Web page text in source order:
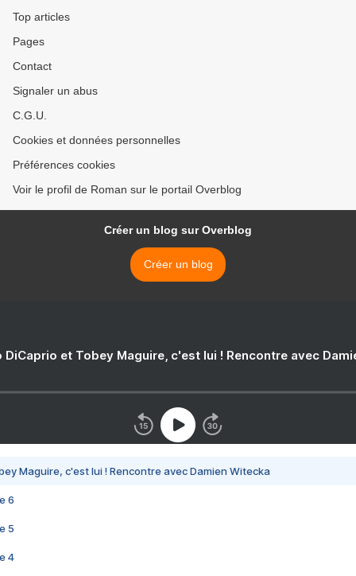
Top articles
Pages
Contact
Signaler un abus
C.G.U.
Cookies et données personnelles
Préférences cookies
Voir le profil de Roman sur le portail Overblog
Créer un blog sur Overblog
Créer un blog
DiCaprio et Tobey Maguire, c'est lui ! Rencontre avec
Maguire, c'est lui ! Rencontre avec Damien Witecka
6
5
4